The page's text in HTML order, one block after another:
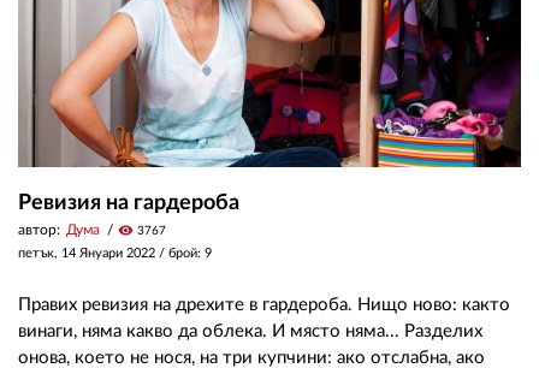
Ревизия на гардероба
автор: Дума visibility 3767
петък, 14 Януари 2022 / брой: 9
Правих ревизия на дрехите в гардероба. Нищо ново: както
винаги, няма какво да облека. И място няма... Разделих
онова, което не нося, на три купчини: ако отслабна, ако